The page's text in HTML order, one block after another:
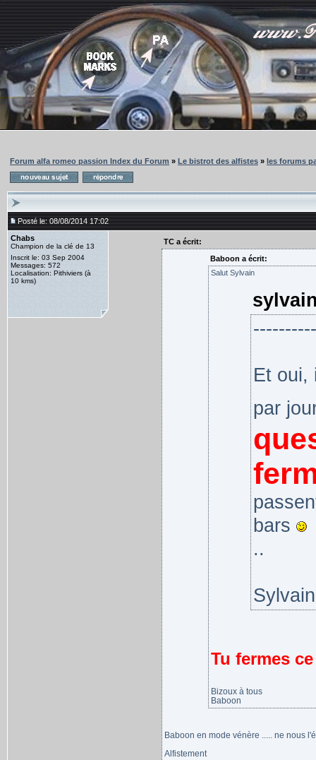
Forum alfa romeo passion Index du Forum » Le bistrot des alfistes » les forums
Posté le: 08/08/2014 17:02
Chabs
Champion de la clé de 13
Inscrit le: 03 Sep 2004
Messages: 572
Localisation: Pithiviers (à
10 kms)
TC a écrit:
Baboon a écrit:
Salut Sylvain
Et oui,
par
bars
..
Sylvain
Tu fermes
Bizoux à tous
Baboon
Baboon en mode vénère ..... ne nous
Alfistement